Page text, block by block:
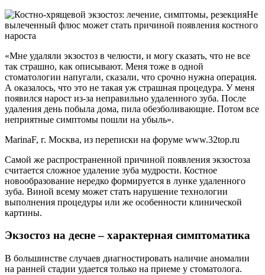
Не
вылеченный флюс может стать причиной появления костного
нароста
«Мне удаляли экзостоз в челюсти, и могу сказать, что не все
так страшно, как описывают. Меня тоже в одной
стоматологии напугали, сказали, что срочно нужна операция.
А оказалось, что это не такая уж страшная процедура. У меня
появился нарост из-за неправильно удаленного зуба. После
удаления день побыла дома, пила обезболивающие. Потом все
неприятные симптомы пошли на убыль».
MarinaF, г. Москва, из переписки на форуме www.32top.ru
Самой же распространенной причиной появления экзостоза
считается сложное удаление зуба мудрости. Костное
новообразование нередко формируется в лунке удаленного
зуба. Виной всему может стать нарушение технологии
выполнения процедуры или же особенности клинической
картины.
Экзостоз на десне – характерная симптоматика
В большинстве случаев диагностировать наличие аномалии
на ранней стадии удается только на приеме у стоматолога.